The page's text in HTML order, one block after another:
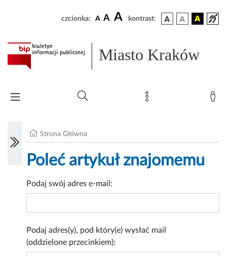
czcionka: A A A kontrast:
Miasto Kraków
Strona Główna
Poleć artykuł znajomemu
Podaj swój adres e-mail:
Podaj adres(y), pod który(e) wysłać mail
(oddzielone przecinkiem):